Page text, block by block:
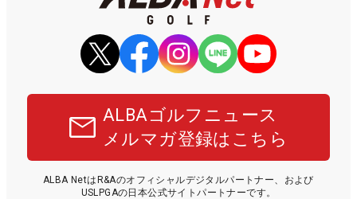
ALBAゴルフニュース
メルマガ登録はこちら
ALBA NetはR&Aのオフィシャルデジタルパートナー、および
USLPGAの日本公式サイトパートナーです。